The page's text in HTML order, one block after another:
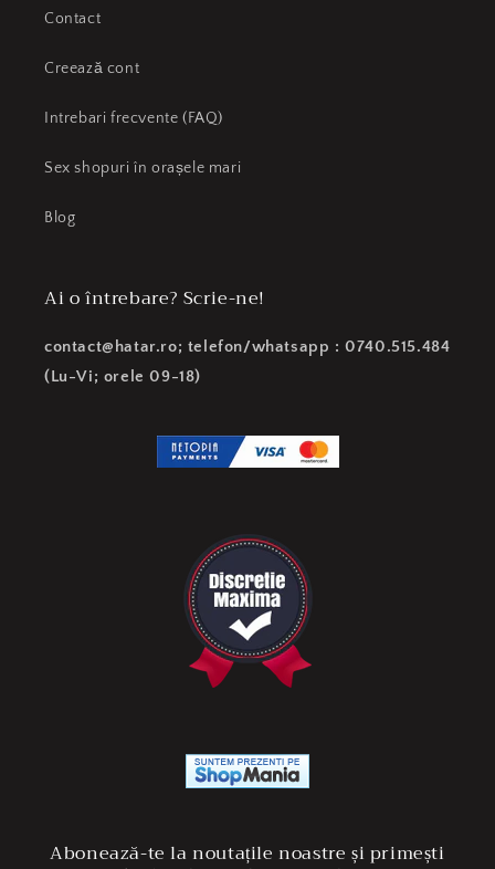
Contact
Creează cont
Intrebari frecvente (FAQ)
Sex shopuri în orașele mari
Blog
Ai o întrebare? Scrie-ne!
contact@hatar.ro; telefon/whatsapp : 0740.515.484
(Lu-Vi; orele 09-18)
Abonează-te la noutațile noastre și primești